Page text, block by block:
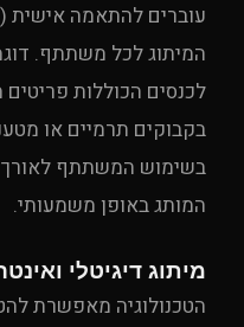
המיתוג לכל משתתף.
לכנסים הכוללות פריטים
בקבוקים תרמיים או
בשימוש המשתתף לאורך
המותג באופן משמעותי.
מיתוג דיגיטלי
הטכנולוגיה מאפשרת